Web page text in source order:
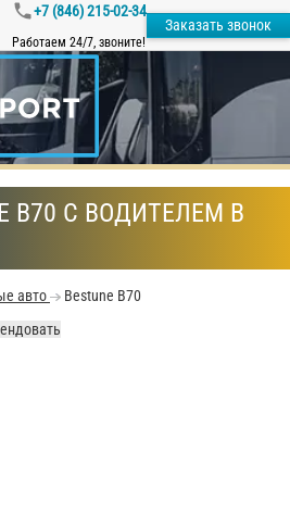
+7 (846) 215-02-34
Работаем 24/7, звоните!
Заказать звонок
B70 С ВОДИТЕЛЕМ В
авто Bestune B70